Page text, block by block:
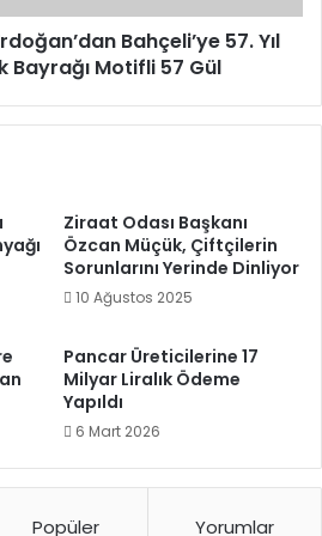
Bahçeli’ye 57. Yıl
Bayrağı Motifli 57 Gül
Ziraat Odası Başkanı
Özcan Müçük, Çiftçilerin
Sorunlarını Yerinde Dinliyor
10 Ağustos 2025
Pancar Üreticilerine 17
Milyar Liralık Ödeme
Yapıldı
6 Mart 2026
Popüler Yorumlar